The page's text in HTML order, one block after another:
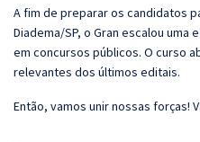
A fim de preparar os candidatos
Diadema/SP, o Gran escalou
em concursos públicos. O curso
relevantes dos últimos editais.
Então, vamos unir nossas forças!